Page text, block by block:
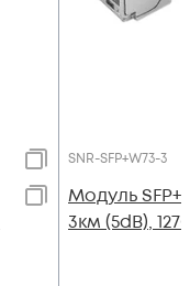
SNR-SFP+W73-3
Модуль SFP+
3км (5dB),